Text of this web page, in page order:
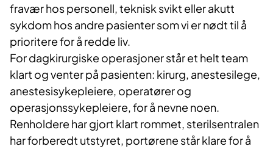
fravær hos personell, teknisk svikt eller akutt
sykdom hos andre pasienter som vi er nødt til å
prioritere for å redde liv.
For dagkirurgiske operasjoner står et helt team
klart og venter på pasienten: kirurg, anestesilege,
anestesisykepleiere, operatører og
operasjonssykepleiere, for å nevne noen.
Renholdere har gjort klart rommet, sterilsentralen
har forberedt utstyret, portørene står klare for å